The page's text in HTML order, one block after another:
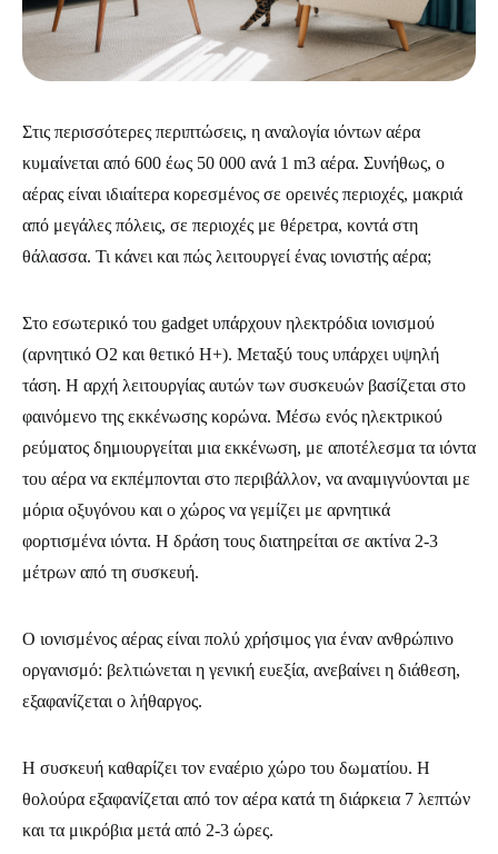
Στις περισσότερες περιπτώσεις, η αναλογία ιόντων αέρα
κυμαίνεται από 600 έως 50 000 ανά 1 m3 αέρα. Συνήθως, ο
αέρας είναι ιδιαίτερα κορεσμένος σε ορεινές περιοχές, μακριά
από μεγάλες πόλεις, σε περιοχές με θέρετρα, κοντά στη
θάλασσα. Τι κάνει και πώς λειτουργεί ένας ιονιστής αέρα;
Στο εσωτερικό του gadget υπάρχουν ηλεκτρόδια ιονισμού
(αρνητικό Ο2 και θετικό Η+). Μεταξύ τους υπάρχει υψηλή
τάση. Η αρχή λειτουργίας αυτών των συσκευών βασίζεται στο
φαινόμενο της εκκένωσης κορώνα. Μέσω ενός ηλεκτρικού
ρεύματος δημιουργείται μια εκκένωση, με αποτέλεσμα τα ιόντα
του αέρα να εκπέμπονται στο περιβάλλον, να αναμιγνύονται με
μόρια οξυγόνου και ο χώρος να γεμίζει με αρνητικά
φορτισμένα ιόντα. Η δράση τους διατηρείται σε ακτίνα 2-3
μέτρων από τη συσκευή.
Ο ιονισμένος αέρας είναι πολύ χρήσιμος για έναν ανθρώπινο
οργανισμό: βελτιώνεται η γενική ευεξία, ανεβαίνει η διάθεση,
εξαφανίζεται ο λήθαργος.
Η συσκευή καθαρίζει τον εναέριο χώρο του δωματίου. Η
θολούρα εξαφανίζεται από τον αέρα κατά τη διάρκεια 7 λεπτών
και τα μικρόβια μετά από 2-3 ώρες.